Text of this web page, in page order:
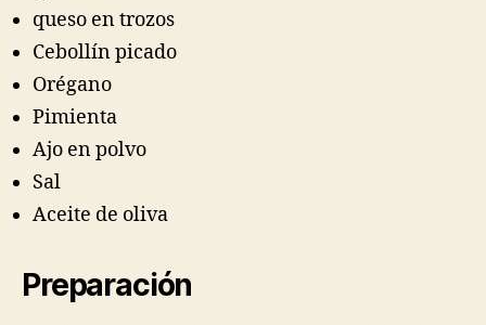
queso en trozos
Cebollín picado
Orégano
Pimienta
Ajo en polvo
Sal
Aceite de oliva
Preparación